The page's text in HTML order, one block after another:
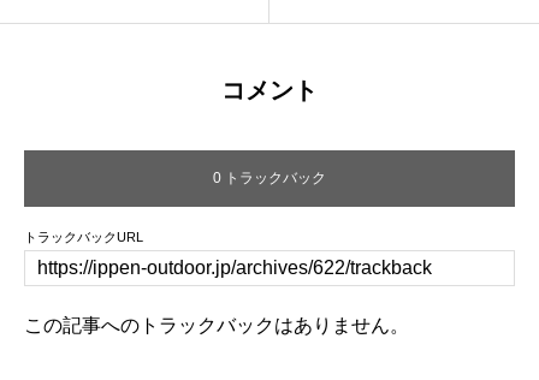
コメント
0 トラックバック
トラックバックURL
この記事へのトラックバックはありません。